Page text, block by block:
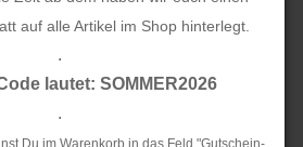
auf alle Artikel im Shop hinterlegt.
.
lautet: SOMMER2026
.
Du im Warenkorb in das Feld "Gutschein-